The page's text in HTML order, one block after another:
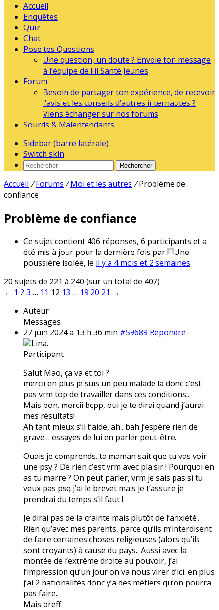
Accueil
Enquêtes
Quiz
Chat
Pose tes Questions
Une question, un doute ? Envoie ton message
à l’équipe de Fil Santé Jeunes
Forum
Besoin de partager ton expérience, de recevoir
l’avis et les conseils d’autres internautes ?
Viens échanger sur nos forums
Sourds & Malentendants
Sidebar (barre latérale)
Switch skin
Rechercher
Accueil / Forums / Moi et les autres / Problème de
confiance
Problème de confiance
Ce sujet contient 406 réponses, 6 participants et a
été mis à jour pour la dernière fois par
Une
poussière isolée, le il y a 4 mois et 2 semaines.
20 sujets de 221 à 240 (sur un total de 407)
← 1 2 3 … 11 12 13 … 19 20 21 →
Auteur
Messages
27 juin 2024 à 13 h 36 min #59689 Répondre
Lina.
Participant
Salut Mao, ça va et toi ?
mercii en plus je suis un peu malade là donc c’est
pas vrm top de travailler dans ces conditions..
Mais bon. mercii bcpp, oui je te dirai quand j’aurai
mes résultats!
Ah tant mieux s’il t’aide, ah.. bah j’espère rien de
grave… essayes de lui en parler peut-être.
Ouais je comprends. ta maman sait que tu vas voir
une psy ? De rien c’est vrm avec plaisir ! Pourquoi en
as tu marre ? On peut parler, vrm je sais pas si tu
veux pas psq j’ai le brevet mais je t’assure je
prendrai du temps s’il faut !
Je dirai pas de la crainte mais plutôt de l’anxiété..
Rien qu’avec mes parents, parce qu’ils m’interdisent
de faire certaines choses religieuses (alors qu’ils
sont croyants) à cause du pays.. Aussi avec la
montée de l’extrême droite au pouvoir, j’ai
l’impression qu’un jour on va nous virer d’ici. en plus
j’ai 2 nationalités donc y’a des métiers qu’on pourra
pas faire..
Mais breff